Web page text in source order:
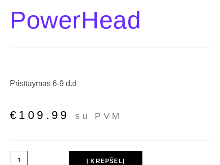
PowerHead
Pristtaymas 6-9 d.d
€ 109.99 su PVM
Į KREPŠELĮ